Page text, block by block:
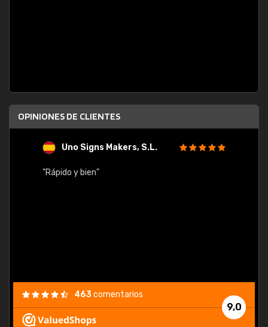
OPINIONES DE CLIENTES
Uno Signs Makers, S.L.
"Rápido y bien"
9,0
463comentarios